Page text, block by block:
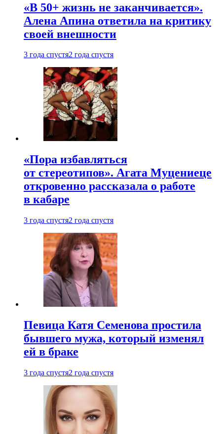
«В 50+ жизнь не заканчивается».
Алена Апина ответила на критику
своей внешности
3 года спустя2 года спустя
«Пора избавляться
от стереотипов». Агата Муцениеце
откровенно рассказала о работе
в кабаре
3 года спустя2 года спустя
Певица Катя Семенова простила
бывшего мужа, который изменял
ей в браке
3 года спустя2 года спустя